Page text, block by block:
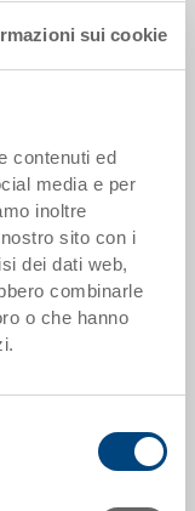
sui cookie
contenuti ed
media e per
inoltre
sito con i
dei dati web,
combinarle
o che hanno
Richiedi